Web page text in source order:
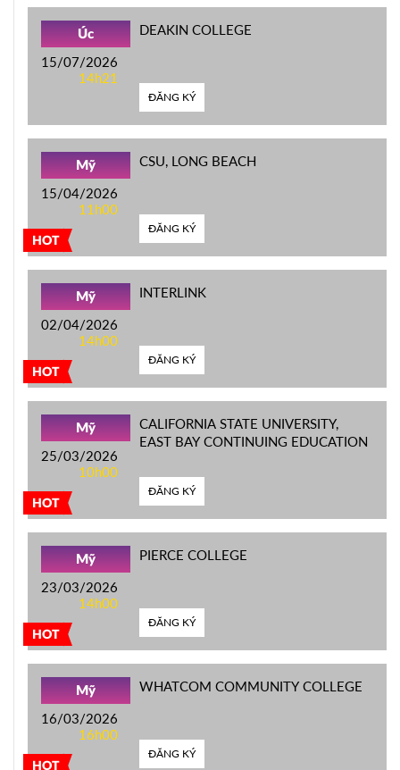
Úc
15/07/2026
14h21
DEAKIN COLLEGE
ĐĂNG KÝ
HOT
Mỹ
15/04/2026
11h00
CSU, LONG BEACH
ĐĂNG KÝ
HOT
Mỹ
02/04/2026
14h00
INTERLINK
ĐĂNG KÝ
HOT
Mỹ
25/03/2026
10h00
CALIFORNIA STATE UNIVERSITY,
EAST BAY CONTINUING EDUCATION
ĐĂNG KÝ
HOT
Mỹ
23/03/2026
14h00
PIERCE COLLEGE
ĐĂNG KÝ
HOT
Mỹ
16/03/2026
16h00
WHATCOM COMMUNITY COLLEGE
ĐĂNG KÝ